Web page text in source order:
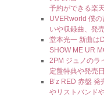
予約ができる楽
UVERworld 僕
いや収録曲、発
堂本光一 新曲は
SHOW ME UR
2PM ジュノのラ
定盤特典や発売
B’z RED 赤盤
やリストバンド